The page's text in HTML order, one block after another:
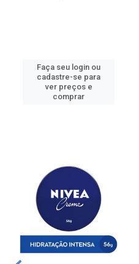
Faça seu login ou
cadastre-se para
ver preços e
comprar